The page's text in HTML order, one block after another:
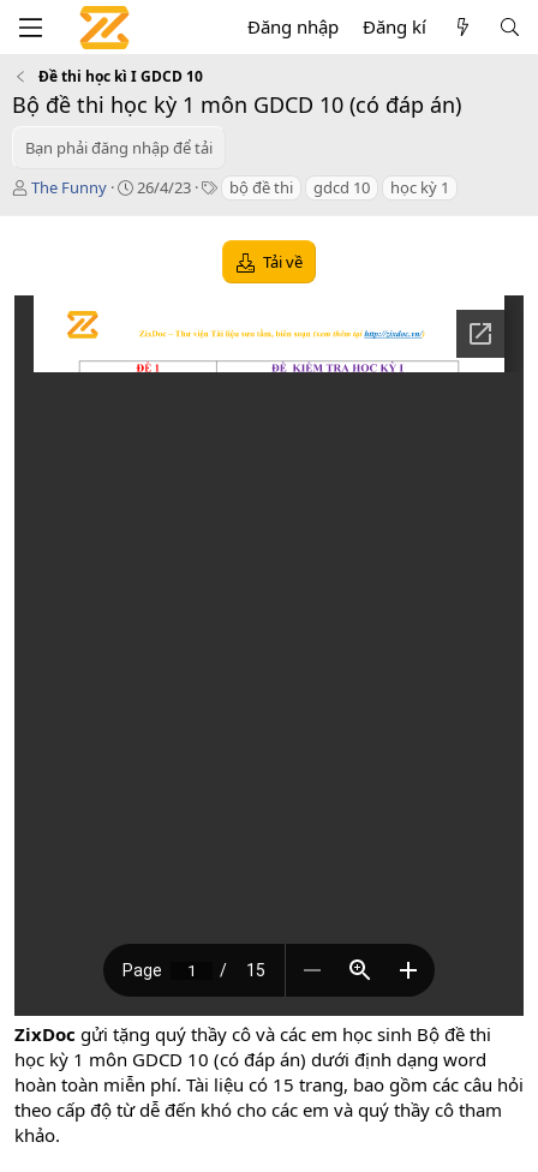
Đăng nhập Đăng kí
Đề thi học kì I GDCD 10
Bộ đề thi học kỳ 1 môn GDCD 10 (có đáp án)
Bạn phải đăng nhập để tải
T
ả
The Funny
C
n
d
26/4/23
T
s
bộ đề thi gdcd 10 học kỳ 1
Tải về
ZixDoc gửi tặng quý thầy cô và các em học sinh Bộ đề thi
học kỳ 1 môn GDCD 10 (có đáp án) dưới định dạng word
hoàn toàn miễn phí. Tài liệu có 15 trang, bao gồm các câu hỏi
theo cấp độ từ dễ đến khó cho các em và quý thầy cô tham
khảo.